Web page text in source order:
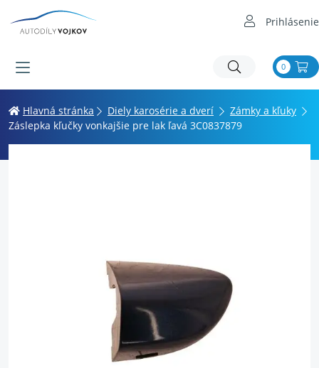
Prihlásenie
0
Hlavná stránka Diely karosérie a dverí
Zámky a kľuky
Záslepka kľučky vonkajšie pre lak ľavá 3C0837879